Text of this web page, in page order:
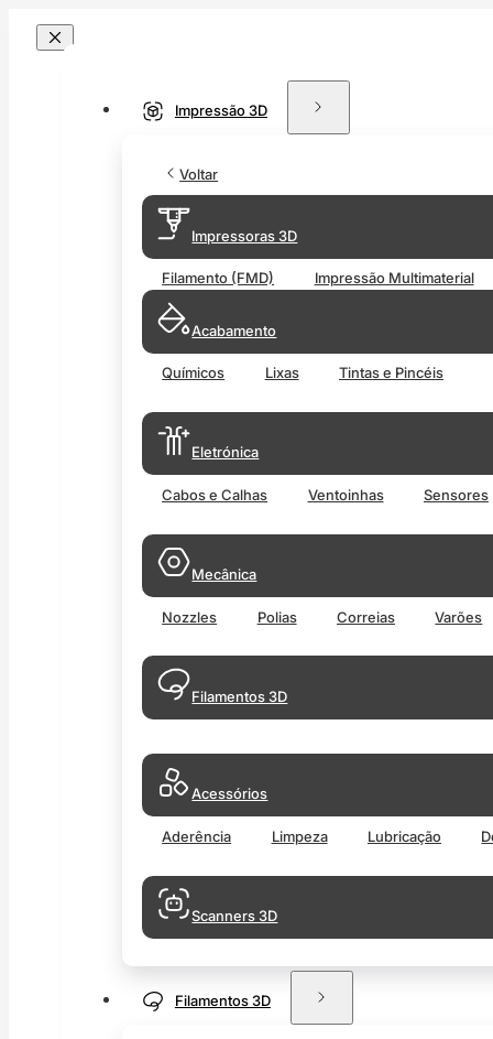
Impressão 3D
Voltar
Impressoras 3D
Filamento (FMD) Impressão Multimaterial
Acabamento
Químicos Lixas Tintas e Pincéis
Eletrónica
Cabos e Calhas Ventoinhas Sensores
Mecânica
Nozzles Polias Correias Varões
Filamentos 3D
Acessórios
Aderência Limpeza Lubricação
Scanners 3D
Filamentos 3D